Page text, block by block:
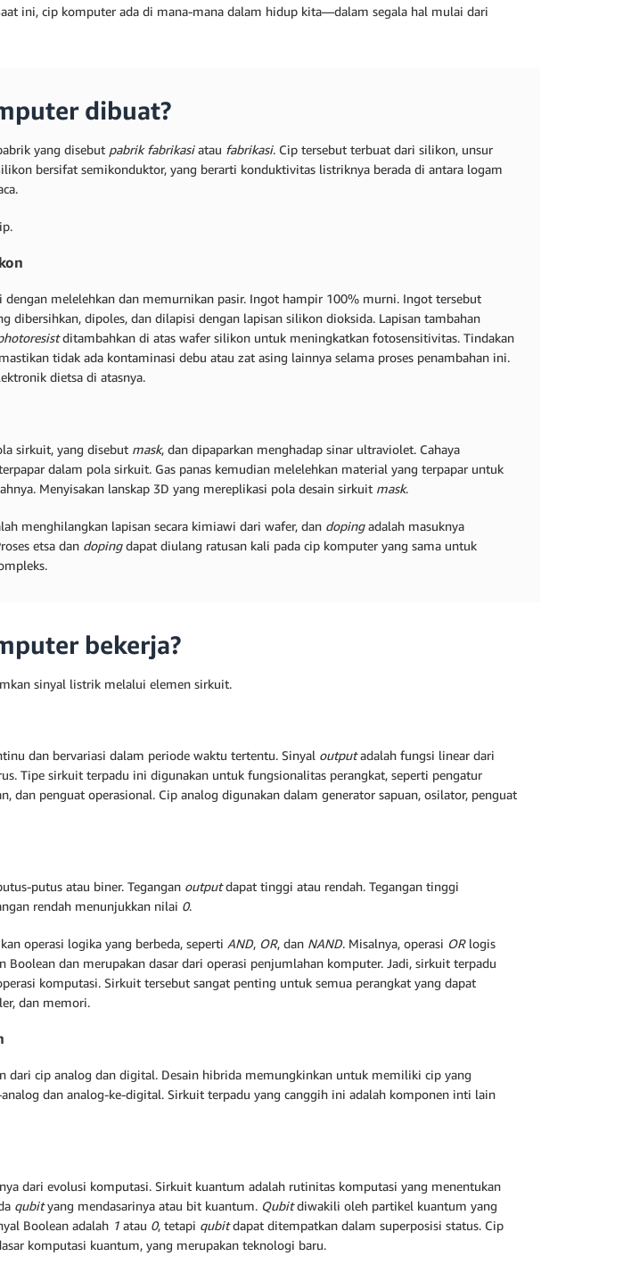
ini, cip komputer ada di mana-mana dalam hidup kita—dalam segala hal mulai dari
dibuat?
yang disebut pabrik fabrikasiatau fabrikasi. Cip tersebut terbuat dari silikon, unsur
bersifat semikonduktor, yang berarti konduktivitas listriknya berada di antara logam
melelehkan dan memurnikan pasir. Ingot hampir 100% murni. Ingot tersebut
dibersihkan, dipoles, dan dilapisi dengan lapisan silikon dioksida. Lapisan tambahan
ditambahkan di atas wafer silikon untuk meningkatkan fotosensitivitas. Tindakan
tidak ada kontaminasi debu atau zat asing lainnya selama proses penambahan ini.
dietsa di atasnya.
sirkuit, yang disebut mask, dan dipaparkan menghadap sinar ultraviolet. Cahaya
dalam pola sirkuit. Gas panas kemudian melelehkan material yang terpapar untuk
Menyisakan lanskap 3D yang mereplikasi pola desain sirkuit mask.
menghilangkan lapisan secara kimiawi dari wafer, dan dopingadalah masuknya
etsa dan dopingdapat diulang ratusan kali pada cip komputer yang sama untuk
bekerja?
sinyal listrik melalui elemen sirkuit.
dan bervariasi dalam periode waktu tertentu. Sinyal outputadalah fungsi linear dari
Tipe sirkuit terpadu ini digunakan untuk fungsionalitas perangkat, seperti pengatur
dan penguat operasional. Cip analog digunakan dalam generator sapuan, osilator, penguat
putus atau biner. Tegangan outputdapat tinggi atau rendah. Tegangan tinggi
rendah menunjukkan nilai 0.
operasi logika yang berbeda, seperti AND, OR, dan NAND. Misalnya, operasi ORlogis
Boolean dan merupakan dasar dari operasi penjumlahan komputer. Jadi, sirkuit terpadu
komputasi. Sirkuit tersebut sangat penting untuk semua perangkat yang dapat
dan memori.
dari cip analog dan digital. Desain hibrida memungkinkan untuk memiliki cip yang
dan analog-ke-digital. Sirkuit terpadu yang canggih ini adalah komponen inti lain
dari evolusi komputasi. Sirkuit kuantum adalah rutinitas komputasi yang menentukan
qubityang mendasarinya atau bit kuantum. Qubitdiwakili oleh partikel kuantum yang
Boolean adalah 1 atau 0, tetapi qubitdapat ditempatkan dalam superposisi status. Cip
komputasi kuantum, yang merupakan teknologi baru.